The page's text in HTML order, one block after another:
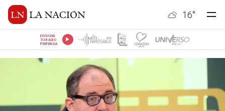
16°
ESCUCHÁ
TU RADIO
PREFERIDA